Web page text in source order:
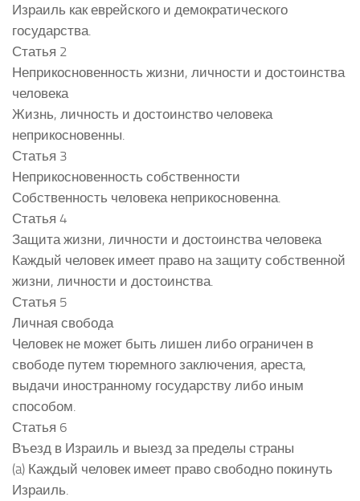
Израиль как еврейского и демократического
государства.
Статья 2
Неприкосновенность жизни, личности и достоинства
человека
Жизнь, личность и достоинство человека
неприкосновенны.
Статья 3
Неприкосновенность собственности
Собственность человека неприкосновенна.
Статья 4
Защита жизни, личности и достоинства человека
Каждый человек имеет право на защиту собственной
жизни, личности и достоинства.
Статья 5
Личная свобода
Человек не может быть лишен либо ограничен в
свободе путем тюремного заключения, ареста,
выдачи иностранному государству либо иным
способом.
Статья 6
Въезд в Израиль и выезд за пределы страны
(a) Каждый человек имеет право свободно покинуть
Израиль.